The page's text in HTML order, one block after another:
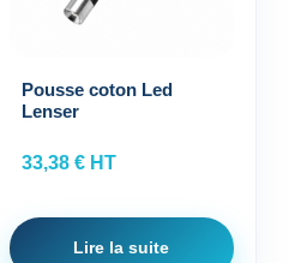
Pousse coton Led
Lenser
33,38 € HT
Lire la suite